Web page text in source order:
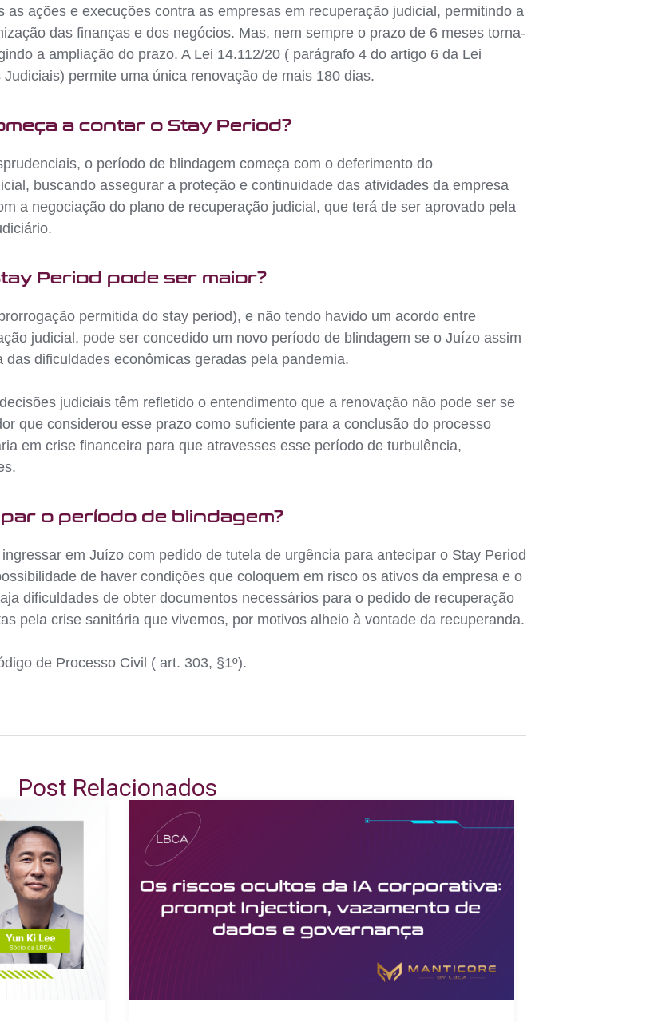
ações e execuções contra as empresas em recuperação judicial, permitindo a
das finanças e dos negócios. Mas, nem sempre o prazo de 6 meses torna-
a ampliação do prazo. A Lei 14.112/20 ( parágrafo 4 do artigo 6 da Lei
permite uma única renovação de mais 180 dias.
a contar o Stay Period?
o período de blindagem começa com o deferimento do
buscando assegurar a proteção e continuidade das atividades da empresa
a negociação do plano de recuperação judicial, que terá de ser aprovado pela
Period pode ser maior?
permitida do stay period), e não tendo havido um acordo entre
judicial, pode ser concedido um novo período de blindagem se o Juízo assim
dificuldades econômicas geradas pela pandemia.
judiciais têm refletido o entendimento que a renovação não pode ser se
que considerou esse prazo como suficiente para a conclusão do processo
em crise financeira para que atravesses esse período de turbulência,
o período de blindagem?
em Juízo com pedido de tutela de urgência para antecipar o Stay Period
de haver condições que coloquem em risco os ativos da empresa e o
dificuldades de obter documentos necessários para o pedido de recuperação
pela crise sanitária que vivemos, por motivos alheio à vontade da recuperanda.
de Processo Civil ( art. 303, §1º).
Post Relacionados